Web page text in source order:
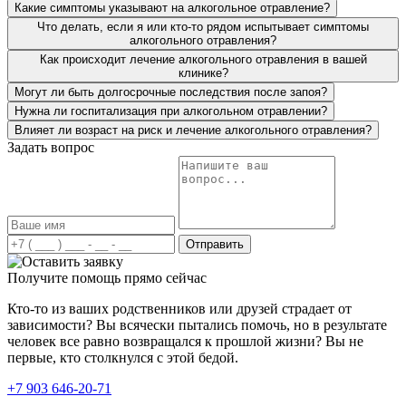
Я привёз мать в вашу клинику больше года назад. От
детоксикацию. Для алкоголика со стажем около 10 лет
это очень важно, чтобы привели в чувство организм.
После курса детоксикации, проводилась работа с
психологом, различные групповые занятия. Благодарен
вашим специалистам за проделанную работу. Все это
время могу наблюдать, как жизнь матери обретает
новые возможности и трезвую жизнь. В ней будто
заново интерес к жизни проснулся.
Какие симптомы указывают на алкогольное отравление?
Что делать, если я или кто-то рядом испытывает симптомы
алкогольного отравления?
Как происходит лечение алкогольного отравления в вашей
клинике?
Могут ли быть долгосрочные последствия после запоя?
Нужна ли госпитализация при алкогольном отравлении?
Влияет ли возраст на риск и лечение алкогольного отравления?
Задать вопрос
Отправить
Получите помощь прямо сейчас
Кто-то из ваших родственников или друзей страдает от
зависимости? Вы всячески пытались помочь, но в результате
человек все равно возвращался к прошлой жизни? Вы не
первые, кто столкнулся с этой бедой.
+7 903 646-20-71